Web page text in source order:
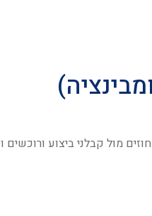
מול קבלני ביצוע